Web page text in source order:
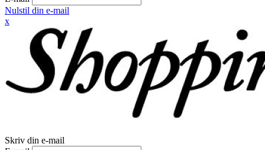
Nulstil din e-mail
x
Skriv din e-mail